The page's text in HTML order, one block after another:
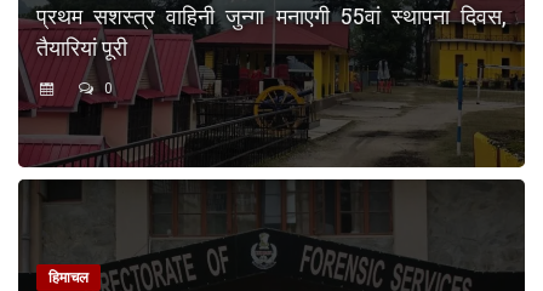
प्रथम सशस्त्र वाहिनी जुन्गा मनाएगी 55वां स्थापना दिवस,
तैयारियां पूरी
0
हिमाचल